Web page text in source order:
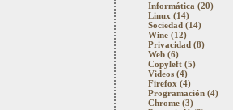
Informática (20)
Linux (14)
Sociedad (14)
Wine (12)
Privacidad (8)
Web (6)
Copyleft (5)
Videos (4)
Firefox (4)
Programación (4)
Chrome (3)